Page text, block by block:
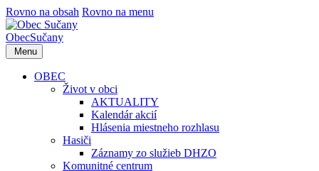
Rovno na obsah Rovno na menu
ObecSučany
Menu
OBEC
Život v obci
AKTUALITY
Kalendár akcií
Hlásenia miestneho rozhlasu
Hasiči
Záznamy zo služieb DHZO
Komunitné centrum